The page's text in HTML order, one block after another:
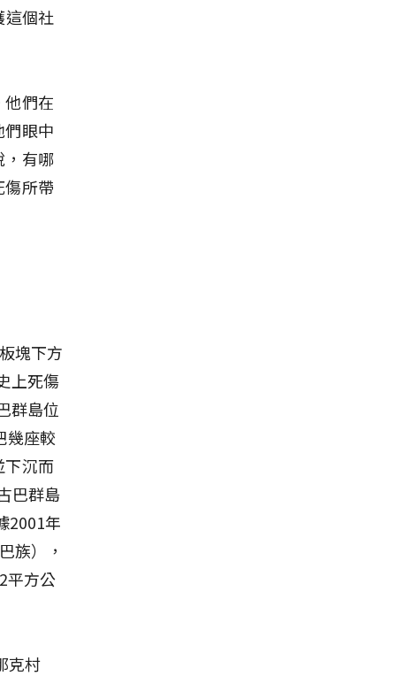
這個社
他們在
們眼中
，有哪
傷所帶
塊下方
上死傷
群島位
幾座較
下沉而
巴群島
2001年
族），
平方公
克村